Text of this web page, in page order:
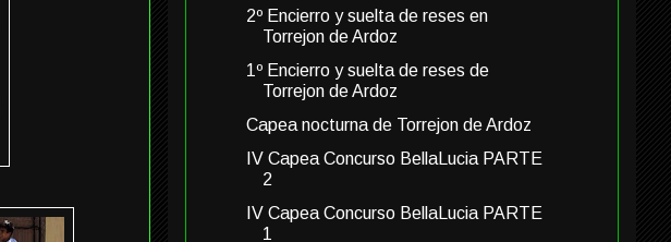
2º Encierro y suelta de reses en
Torrejon de Ardoz
1º Encierro y suelta de reses de
Torrejon de Ardoz
Capea nocturna de Torrejon de Ardoz
IV Capea Concurso BellaLucia PARTE
2
IV Capea Concurso BellaLucia PARTE
1